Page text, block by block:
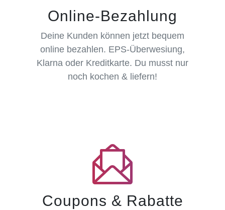
Online-Bezahlung
Deine Kunden können jetzt bequem
online bezahlen. EPS-Überwesiung,
Klarna oder Kreditkarte. Du musst nur
noch kochen & liefern!
Coupons & Rabatte